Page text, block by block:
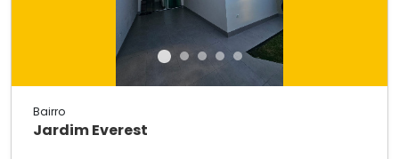
Bairro
Jardim Everest